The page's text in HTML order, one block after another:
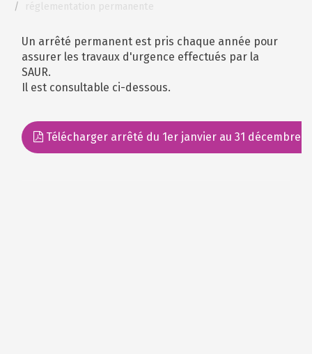
réglementation permanente
Un arrêté permanent est pris chaque année pour
assurer les travaux d'urgence effectués par la
SAUR.
Il est consultable ci-dessous.
Télécharger arrêté du 1er janvier au 31 décembre